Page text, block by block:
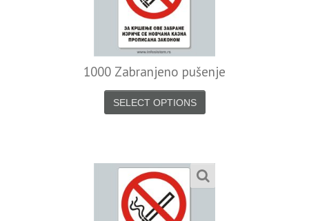
1000 Zabranjeno pušenje
SELECT OPTIONS